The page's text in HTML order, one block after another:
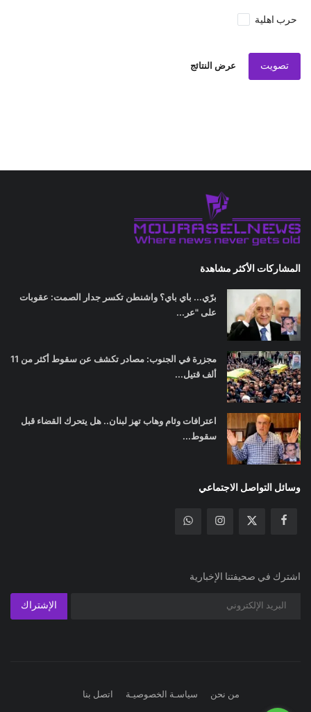
حرب اهلية
تصويت عرض النتائج
المشاركات الأكثر مشاهدة
برّي... باي باي؟ واشنطن تكسر جدار الصمت: عقوبات
على "عر...
مجزرة في الجنوب: مصادر تكشف عن سقوط أكثر من 11
ألف قتيل...
اعترافات وئام وهاب تهز لبنان.. هل يتحرك القضاء قبل
سقوط...
وسائل التواصل الاجتماعي
اشترك في صحيفتنا الإخبارية
الإشتراك
من نحن سياسـة الخصوصيـة اتصل بنا